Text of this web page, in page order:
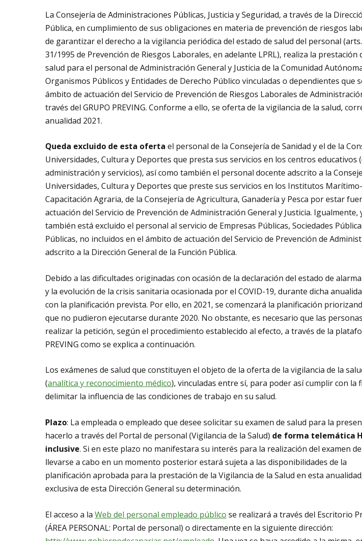
La Consejería de Administraciones Públicas, Justicia y Seguridad, a través de la
Pública, en cumplimiento de sus obligaciones en materia de prevención de riesgos
de garantizar el derecho a la vigilancia periódica del estado de salud del personal (arts.
31/1995 de Prevención de Riesgos Laborales, en adelante LPRL), realiza la prestación
salud para el personal de Administración General y Justicia de la Comunidad
Organismos Públicos y Entidades de Derecho Público vinculadas o dependientes que
ámbito de actuación del Servicio de Prevención de Riesgos Laborales de
través del GRUPO PREVING. Conforme a ello, se oferta de la vigilancia de la salud,
anualidad 2021.
Queda excluido de esta oferta el personal de la Consejería de Sanidad y el de la
Universidades, Cultura y Deportes que presta sus servicios en los centros educativos
administración y servicios), así como también el personal docente adscrito a la
Universidades, Cultura y Deportes que preste sus servicios en los Institutos
Capacitación Agraria, de la Consejería de Agricultura, Ganadería y Pesca por estar
actuación del Servicio de Prevención de Administración General y Justicia.
también está excluido el personal al servicio de Empresas Públicas, Sociedades
Públicas, no incluidos en el ámbito de actuación del Servicio de Prevención de
adscrito a la Dirección General de la Función Pública.
Debido a las dificultades originadas con ocasión de la declaración del estado de
y la evolución de la crisis sanitaria ocasionada por el COVID-19, durante dicha
con la planificación prevista. Por ello, en 2021, se comenzará la planificación
que no pudieron ejecutarse durante 2020. No obstante, es necesario que las
realizar la petición, según el procedimiento establecido al efecto, a través de la
PREVING como se explica a continuación.
Los exámenes de salud que constituyen el objeto de la oferta de la vigilancia de la
(analítica y reconocimiento médico), vinculadas entre sí, para poder así cumplir con la
delimitar la influencia de las condiciones de trabajo en su salud.
Plazo: La empleada o empleado que desee solicitar su examen de salud para la
hacerlo a través del Portal de personal (Vigilancia de la Salud) de forma telemática
inclusive. Si en este plazo no manifestara su interés para la realización del examen
llevarse a cabo en un momento posterior estará sujeta a las disponibilidades de la
planificación aprobada para la prestación de la Vigilancia de la Salud en esta
exclusiva de esta Dirección General su determinación.
El acceso a la Web del personal empleado público se realizará a través del Escritorio
(ÁREA PERSONAL: Portal de personal) o directamente en la siguiente dirección: